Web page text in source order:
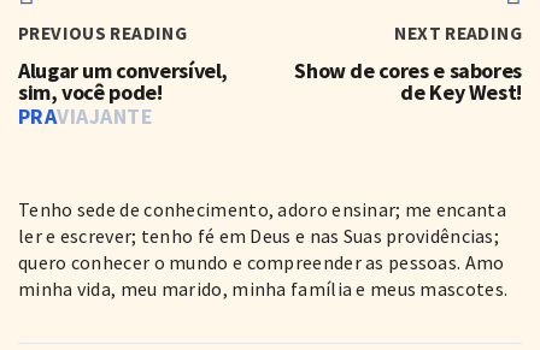
PREVIOUS READING
Alugar um conversível,
sim, você pode!
NEXT READING
Show de cores e sabores
de Key West!
PRAVIAJANTE
Tenho sede de conhecimento, adoro ensinar; me encanta
ler e escrever; tenho fé em Deus e nas Suas providências;
quero conhecer o mundo e compreender as pessoas. Amo
minha vida, meu marido, minha família e meus mascotes.